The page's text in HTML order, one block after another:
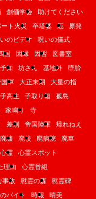
創価学会
助けてください
ト火災 卒塔婆 厄
原発
のビデオ
呪いの儀式
国 因縁 因習
図書室
知 坊さん 基地外
堕胎
国軍 大正末期
大量の指
高生 子取り箱
孤島
家鳴り
寺
差別 帝国陸軍
帰れねえ
廃墟 廃校 廃病院
廃車
心霊
心霊スポット
理由
心霊番組
事故 慰霊の森
慰霊碑
バイト 時報
晴美